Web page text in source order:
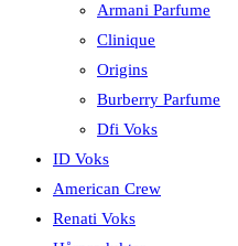
Armani Parfume
Clinique
Origins
Burberry Parfume
Dfi Voks
ID Voks
American Crew
Renati Voks